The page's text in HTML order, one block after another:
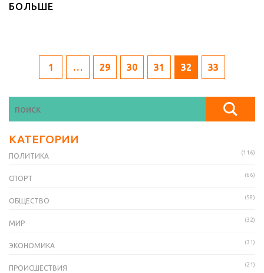
БОЛЬШЕ
1 … 29 30 31 32 33
КАТЕГОРИИ
ПОЛИТИКА (116)
СПОРТ (66)
ОБЩЕСТВО (58)
МИР (32)
ЭКОНОМИКА (31)
ПРОИСШЕСТВИЯ (21)